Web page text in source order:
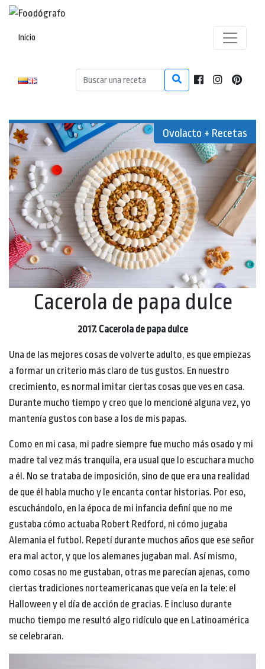
Inicio
Ovolacto + Recetas
Cacerola de papa dulce
2017. Cacerola de papa dulce
Una de las mejores cosas de volverte adulto, es que empiezas
a formar un criterio más claro de tus gustos. En nuestro
crecimiento, es normal imitar ciertas cosas que ves en casa.
Durante mucho tiempo y creo que lo mencioné alguna vez, yo
mantenía gustos con base a los de mis papas.
Como en mi casa, mi padre siempre fue mucho más osado y mi
madre tal vez más tranquila, era usual que lo escuchara mucho
a él. No se trataba de imposición, sino de que era una realidad
de que él habla mucho y le encanta contar historias. Por eso,
escuchándolo, en la época de mi infancia definí que no me
gustaba cómo actuaba Robert Redford, ni cómo jugaba
Alemania el futbol. Repetí durante muchos años que ese señor
era mal actor, y que los alemanes jugaban mal. Así mismo,
como cosas no me gustaban, otras me parecían ajenas, como
ciertas tradiciones norteamericanas que veía en la tele: el
Halloween y el día de acción de gracias. E incluso durante
mucho tiempo me resultó algo ridículo que en Latinoamérica
se celebraran.